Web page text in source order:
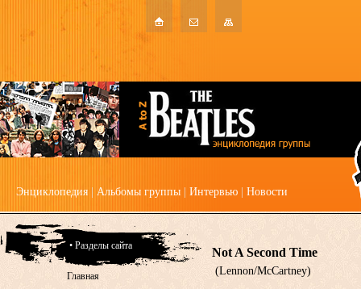
Энциклопедия Альбомы группы Интервью Новости
Not A Second Time
(Lennon/McCartney)
• Разделы сайта
Главная